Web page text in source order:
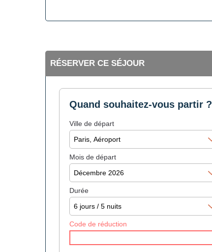
RÉSERVER CE SÉJOUR
Quand souhaitez-vous partir ?
Ville de départ
Mois de départ
Durée
Code de réduction